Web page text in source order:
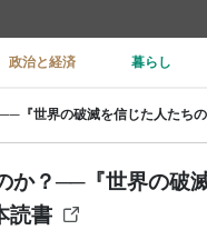
政治と経済 暮らし
『世界の破滅を信じた人たち
か？──『世界の破
読書